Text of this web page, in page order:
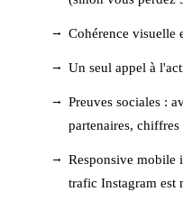
Cohérence visuelle
Un seul appel à
Preuves sociales :
partenaires, chiffres
Responsive
trafic Instagram est